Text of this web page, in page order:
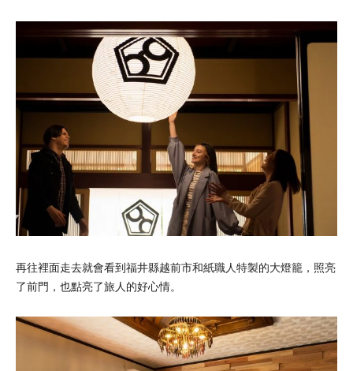
再往裡面走去就會看到福井縣越前市和紙職人特製的大燈籠，照亮
了前門，也點亮了旅人的好心情。